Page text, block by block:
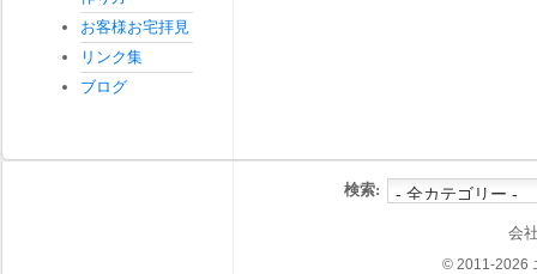
お客様お宅拝見
リンク集
ブログ
検索:
会
© 2011-2026